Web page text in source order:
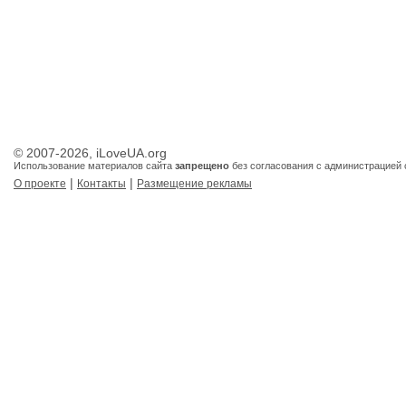
© 2007-2026, iLoveUA.org
Использование материалов сайта запрещено без согласования с администрацией
О проекте | Контакты | Размещение рекламы